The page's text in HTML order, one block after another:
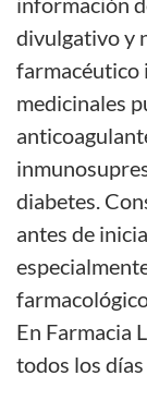
divulgativo y
farmacéutico
medicinales
diabetes.
antes de
En Farmacia
todos los